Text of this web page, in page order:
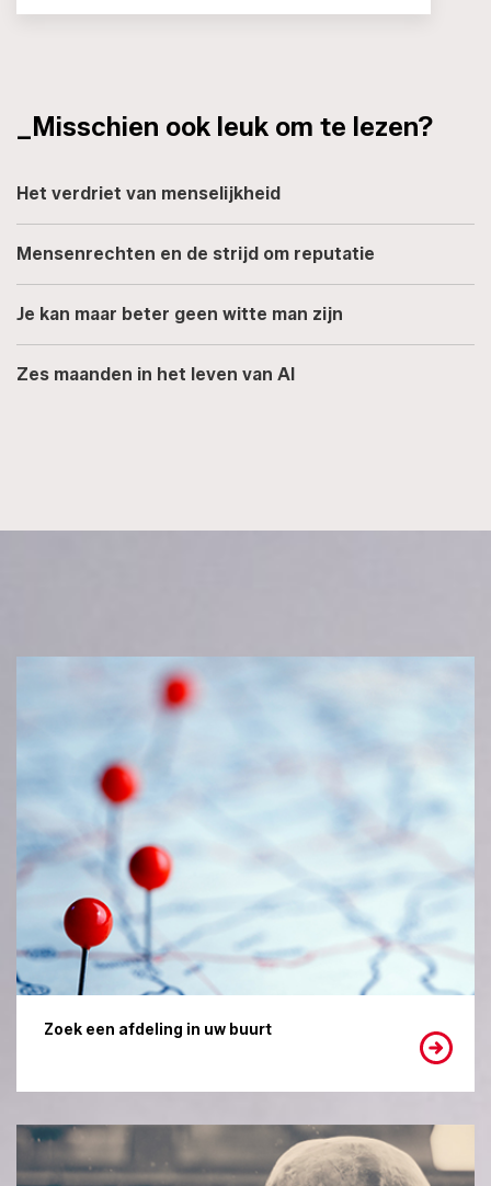
_Misschien ook leuk om te lezen?
Het verdriet van menselijkheid
Mensenrechten en de strijd om reputatie
Je kan maar beter geen witte man zijn
Zes maanden in het leven van AI
Zoek een afdeling in uw buurt